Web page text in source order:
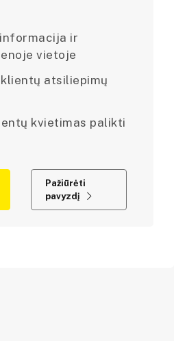
ir
vietoje
atsiliepimų
kvietimas palikti
Pažiūrėti
pavyzdį